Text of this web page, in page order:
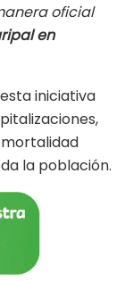
oficial
en
iniciativa
la población.